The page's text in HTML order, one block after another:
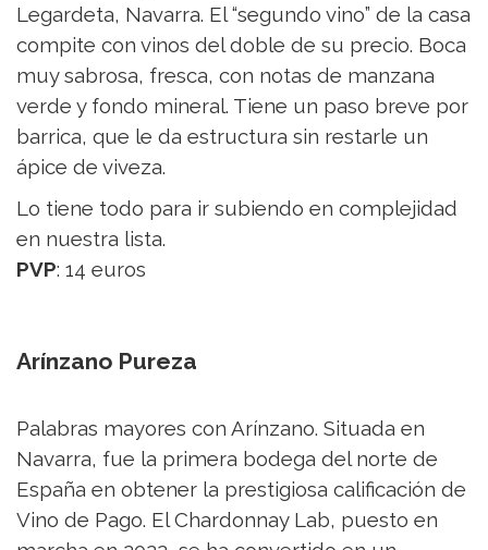
Legardeta, Navarra. El “segundo vino” de la casa
compite con vinos del doble de su precio. Boca
muy sabrosa, fresca, con notas de manzana
verde y fondo mineral. Tiene un paso breve por
barrica, que le da estructura sin restarle un
ápice de viveza.
Lo tiene todo para ir subiendo en complejidad
en nuestra lista.
PVP: 14 euros
Arínzano Pureza
Palabras mayores con Arínzano. Situada en
Navarra, fue la primera bodega del norte de
España en obtener la prestigiosa calificación de
Vino de Pago. El Chardonnay Lab, puesto en